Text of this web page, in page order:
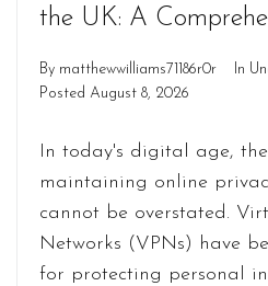
the UK: A
By matthewwilliams71186r0r In
Posted August 8, 2026
In today's digital age,
maintaining online
cannot be overstated.
Networks (VPNs) have
for protecting personal